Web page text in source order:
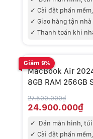
✓ Cài đặt phần
✓ Giao hàng tận
✓ Thanh toán khi
Giảm 9%
MacBook Air
8GB RAM 256GB
27.500.000₫
24.900.000₫
✓ Dán màn hình,
✓ Cài đặt phần